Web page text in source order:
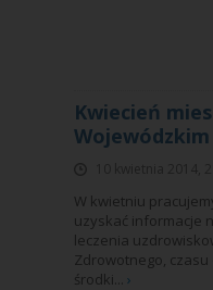
Kwiecień
Wojewódzkim
W kwietniu
uzyskać informacje
leczenia
Zdrowotnego,
środki... ›